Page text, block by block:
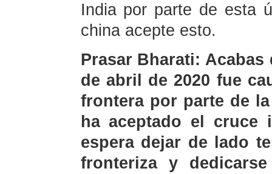
India por parte de esta
china acepte esto.
Prasar Bharati:
de abril de 2020 fue
frontera por parte de
ha aceptado el
espera dejar de lado
fronteriza y